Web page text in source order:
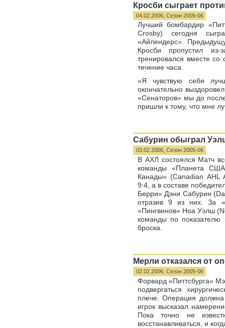
Кросби сыграет
04.02.2006, Сезон 2005-06
Лучший бомбардир
Crosby) сегодня
«Айлендерс».
Кросби пропустил
тренировался вместе
течение часа.
«Я чувствую себя
окончательно
«Сенаторов» мы до
пришли к тому, что мне
Сабурин обыграл
03.02.2006, Сезон 2005-06
В АХЛ состоялся Матч
команды «Планета
Канады» (Canadian AHL
9:4, а в составе
Берри» Дэни Сабурин
отразив 9 из них. За
«Пингвинов» Ноа Уэлш
команды по
броска.
Мерли отказался от
02.02.2006, Сезон 2005-06
Форвард «Питтсбурга»
подвергаться
плече. Операция
игрок высказал
Пока точно не
восстанавливаться, и